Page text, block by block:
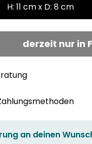
H: 11 cm x D: 8 cm
&amp; CO Kerze
SMITH &amp;
derzeit nur in
an deinen